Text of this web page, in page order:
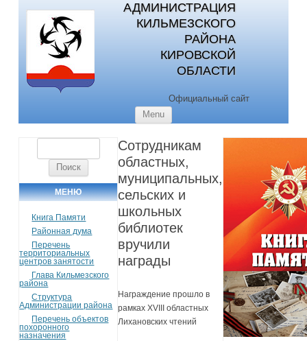
АДМИНИСТРАЦИЯ
КИЛЬМЕЗСКОГО
РАЙОНА
КИРОВСКОЙ
ОБЛАСТИ
Официальный сайт
Menu
МЕНЮ
Книга Памяти
Районная дума
Перечень
территориальных
центров занятости
Глава Кильмезского
района
Структура
Администрации района
Перечень объектов
похоронного
назначения
Сотрудникам
областных,
муниципальных,
сельских и
школьных
библиотек
вручили
награды
Награждение прошло в
рамках XVIII областных
Лихановских чтений